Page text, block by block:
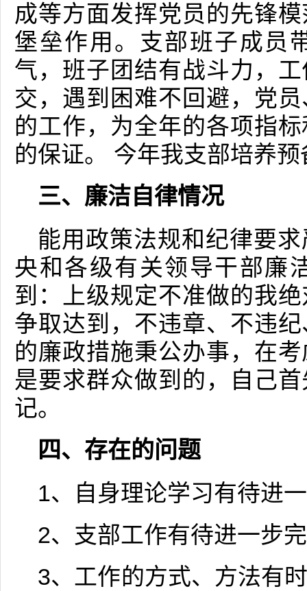
成等方面发挥党员的先锋
堡垒作用。支部班子成员
气，班子团结有战斗力，
交，遇到困难不回避，党
的工作，为全年的各项指
的保证。 今年我支部培养
三、廉洁自律情况
能用政策法规和纪律要
央和各级有关领导干部廉
到：上级规定不准做的我
争取达到，不违章、不违
的廉政措施秉公办事，在
是要求群众做到的，自己
记。
四、存在的问题
1、自身理论学习有待进
2、支部工作有待进一步
3、工作的方式、方法有